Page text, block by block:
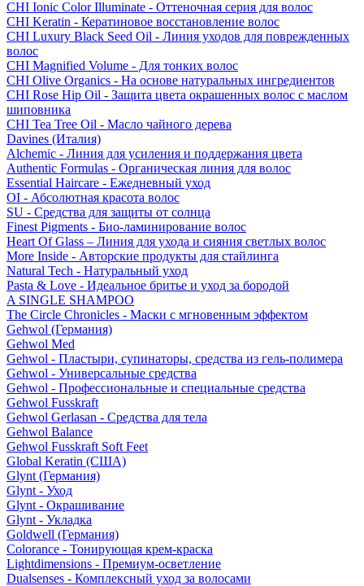
CHI Ionic Color Illuminate - Оттеночная серия для волос
CHI Keratin - Кератиновое восстановление волос
CHI Luxury Black Seed Oil - Линия уходов для поврежденных
волос
CHI Magnified Volume - Для тонких волос
CHI Olive Organics - На основе натуральных ингредиентов
CHI Rose Hip Oil - Защита цвета окрашенных волос с маслом
шиповника
CHI Tea Tree Oil - Масло чайного дерева
Davines (Италия)
Alchemic - Линия для усиления и поддержания цвета
Authentic Formulas - Органическая линия для волос
Essential Haircare - Eжедневный уход
OI - Абсолютная красота волос
SU - Средства для защиты от солнца
Finest Pigments - Био-ламинирование волос
Heart Of Glass – Линия для ухода и сияния светлых волос
More Inside - Авторские продукты для стайлинга
Natural Tech - Натуральный уход
Pasta & Love - Идеальное бритье и уход за бородой
A SINGLE SHAMPOO
The Circle Chronicles - Маски с мгновенным эффектом
Gehwol (Германия)
Gehwol Med
Gehwol - Пластыри, супинаторы, средства из гель-полимера
Gehwol - Универсальные средства
Gehwol - Профессиональные и специальные средства
Gehwol Fusskraft
Gehwol Gerlasan - Средства для тела
Gehwol Balance
Gehwol Fusskraft Soft Feet
Global Keratin (США)
Glynt (Германия)
Glynt - Уход
Glynt - Окрашивание
Glynt - Укладка
Goldwell (Германия)
Colorance - Тонирующая крем-краска
Lightdimensions - Премиум-осветление
Dualsenses - Комплексный уход за волосами